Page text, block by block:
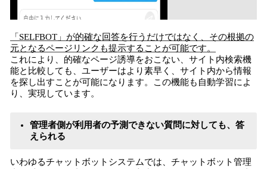
「SELFBOT」が的確な回答を行うだけではなく、その根拠の
元となるページリンクも提示することが可能です。
これにより、的確なページ誘導をおこない、サイト内検索機
能と比較しても、ユーザーはより素早く、サイト内から情報
を探し出すことが可能になります。この機能も自動学習によ
り、実現しています。
管理者側が利用者の予測できない質問に対しても、答
えられる
いわゆるチャットボットシステムでは、チャットボット管理